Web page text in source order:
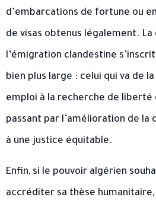
d’embarcations de fortune ou
de visas obtenus légalement. La
l’émigration clandestine
bien plus large : celui qui va de
emploi à la recherche de liberté
passant par l’amélioration de la
à une justice équitable.
Enfin, si le pouvoir algérien
accréditer sa thèse